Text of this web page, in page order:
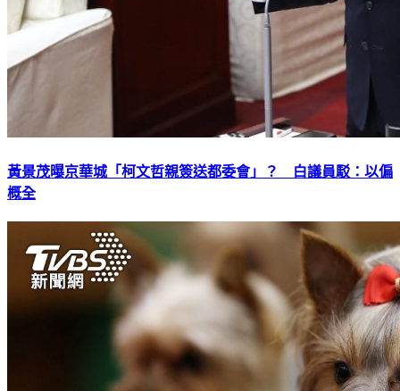
黃景茂曝京華城「柯文哲親簽送都委會」？ 白議員駁：以偏
概全